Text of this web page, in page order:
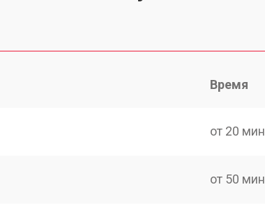
Время
от 20 мин
от 50 мин